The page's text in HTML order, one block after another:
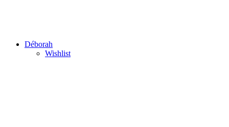
Déborah
Wishlist